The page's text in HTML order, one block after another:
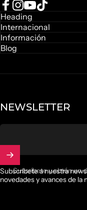
Facebook
Instagram
YouTube
Heading
Internacional
Información
Blog
NEWSLETTER
Suscríbete y obtén un
Subscríbete a nuestra
novedades y avances de la